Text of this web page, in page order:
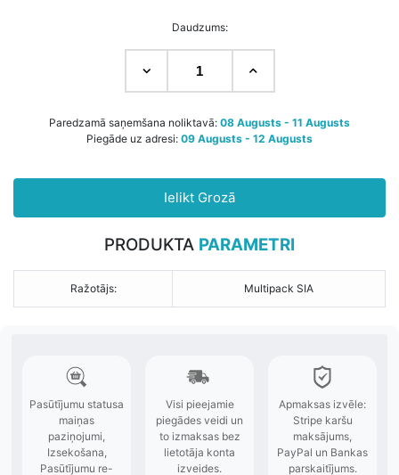
Daudzums:
Paredzamā saņemšana noliktavā: 08 Augusts - 11 Augusts
Piegāde uz adresi: 09 Augusts - 12 Augusts
Ielikt Grozā
PRODUKTA PARAMETRI
Ražotājs: Multipack SIA